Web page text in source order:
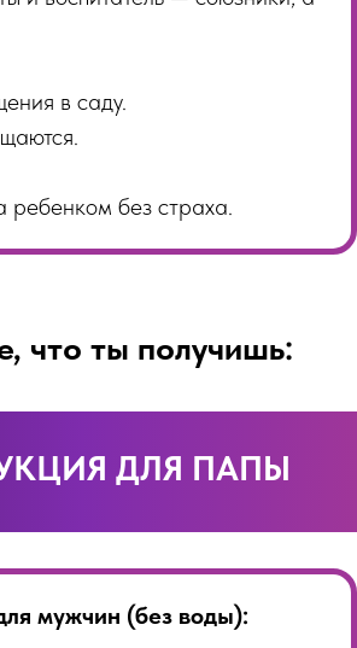
в саду.
ребенком без страха.
что ты получишь:
ДЛЯ ПАПЫ
мужчин (без воды):